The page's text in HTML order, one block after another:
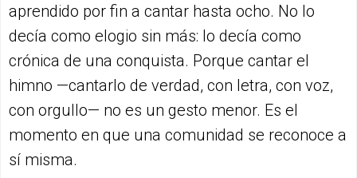
aprendido por fin a cantar hasta ocho. No lo
decía como elogio sin más: lo decía como
crónica de una conquista. Porque cantar el
himno —cantarlo de verdad, con letra, con voz,
con orgullo— no es un gesto menor. Es el
momento en que una comunidad se reconoce a
sí misma.